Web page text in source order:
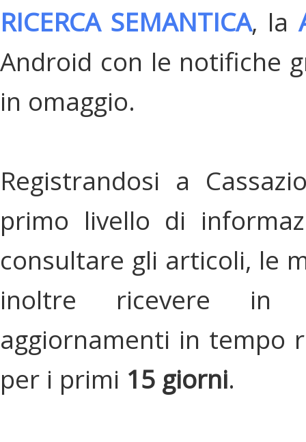
RICERCA SEMANTICA, la
Android con le notifiche
in omaggio.
Registrandosi a
primo livello di
consultare gli articoli, le
inoltre ricevere in
aggiornamenti in tempo
per i primi 15 giorni.